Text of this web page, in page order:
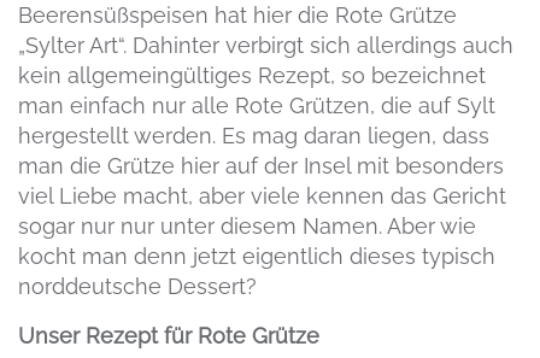
Beerensüßspeisen hat hier die Rote Grütze
„Sylter Art“. Dahinter verbirgt sich allerdings auch
kein allgemeingültiges Rezept, so bezeichnet
man einfach nur alle Rote Grützen, die auf Sylt
hergestellt werden. Es mag daran liegen, dass
man die Grütze hier auf der Insel mit besonders
viel Liebe macht, aber viele kennen das Gericht
sogar nur nur unter diesem Namen. Aber wie
kocht man denn jetzt eigentlich dieses typisch
norddeutsche Dessert?
Unser Rezept für Rote Grütze